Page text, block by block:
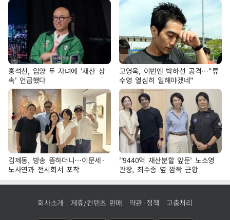
홍석천, 입양 두 자녀에 '재산 상
속' 언급했다
고영욱, 이번엔 박하선 공격…"류
수영 열심히 일해야겠네"
김제동, 방송 뜸하더니…이문세·
노사연과 전시회서 포착
''9440억 재산분할 앞둔' 노소영
관장, 최수종 옆 깜짝 근황
회사소개 제휴/컨텐츠 판매 약관·정책 고충처리